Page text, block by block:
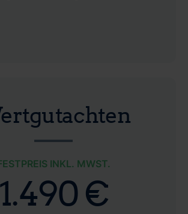
INKL. MWST.
1.490 €